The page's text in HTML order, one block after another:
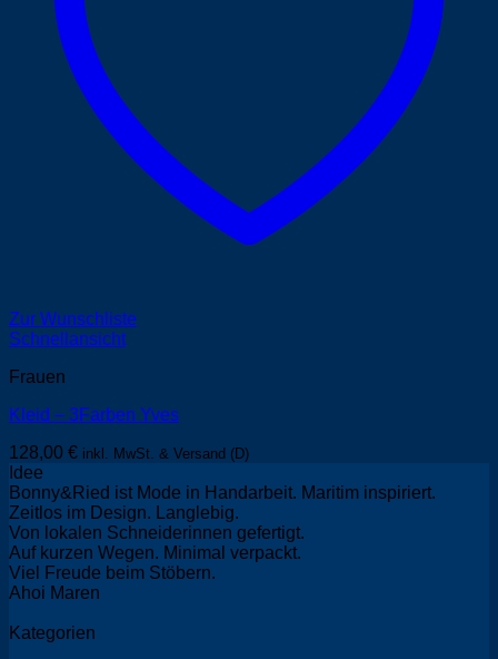
Zur Wunschliste
Schnellansicht
Frauen
Kleid – 3Farben Yves
128,00 € inkl. MwSt. & Versand (D)
Idee
Bonny&Ried ist Mode in Handarbeit. Maritim inspiriert.
Zeitlos im Design. Langlebig.
Von lokalen Schneiderinnen gefertigt.
Auf kurzen Wegen. Minimal verpackt.
Viel Freude beim Stöbern.
Ahoi Maren
Kategorien